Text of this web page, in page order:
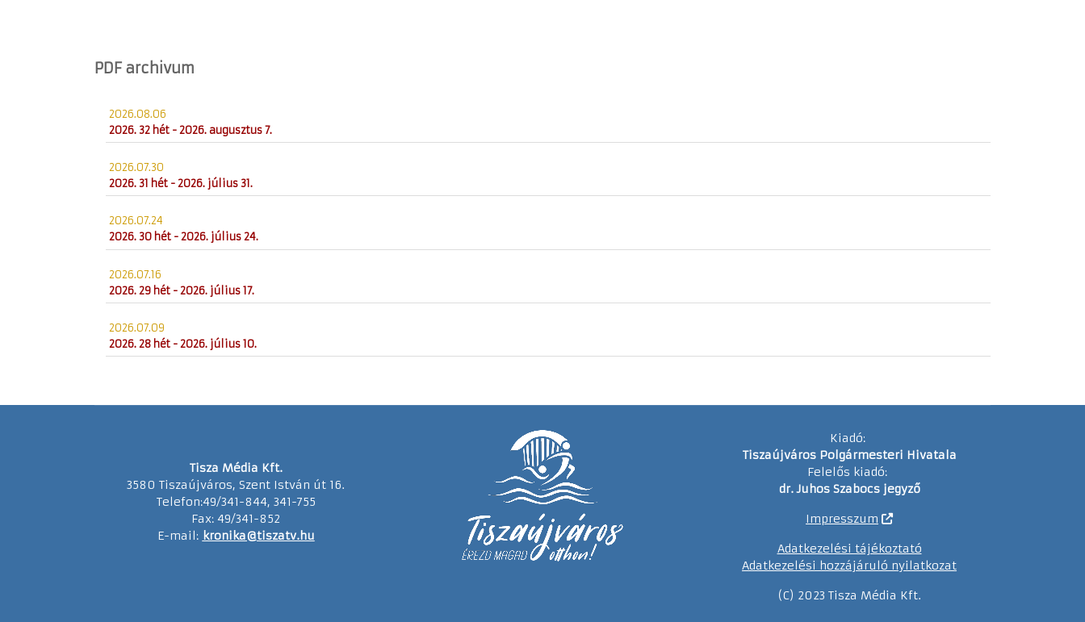
PDF archivum
2026.08.06
2026. 32 hét - 2026. augusztus 7.
2026.07.30
2026. 31 hét - 2026. július 31.
2026.07.24
2026. 30 hét - 2026. július 24.
2026.07.16
2026. 29 hét - 2026. július 17.
2026.07.09
2026. 28 hét - 2026. július 10.
Tisza Média Kft.
3580 Tiszaújváros, Szent István út 16.
Telefon:49/341-844, 341-755
Fax: 49/341-852
E-mail: kronika@tiszatv.hu
Kiadó:
Tiszaújváros Polgármesteri Hivatala
Felelős kiadó:
dr. Juhos Szabocs jegyző
Impresszum
Adatkezelési tájékoztató
Adatkezelési hozzájáruló nyilatkozat
(C) 2023 Tisza Média Kft.